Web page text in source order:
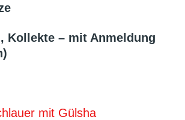
Kollekte – mit Anmeldung
mit Gülsha